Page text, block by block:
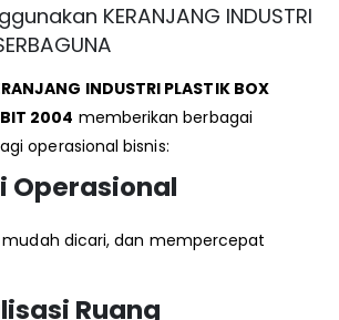
KERANJANG INDUSTRI
INDUSTRI PLASTIK BOX
2004 memberikan berbagai
operasional bisnis:
Operasional
mudah dicari, dan mempercepat
Ruang